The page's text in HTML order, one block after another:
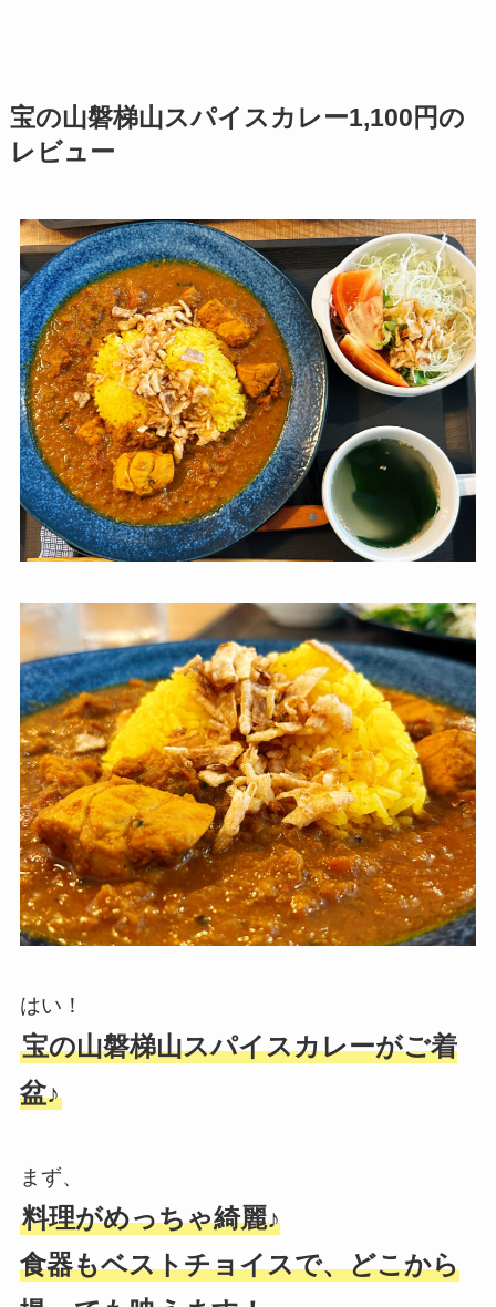
宝の山磐梯山スパイスカレー1,100円の
レビュー
はい！
宝の山磐梯山スパイスカレーがご着
盆♪
まず、
料理がめっちゃ綺麗♪
食器もベストチョイスで、どこから